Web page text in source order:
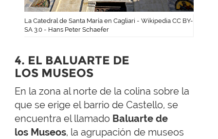
La Catedral de Santa María en Cagliari - Wikipedia CC BY-
SA 3.0 - Hans Peter Schaefer
4. EL BALUARTE DE
LOS MUSEOS
En la zona al norte de la colina sobre la
que se erige el barrio de Castello, se
encuentra el llamado Baluarte de
los Museos, la agrupación de museos